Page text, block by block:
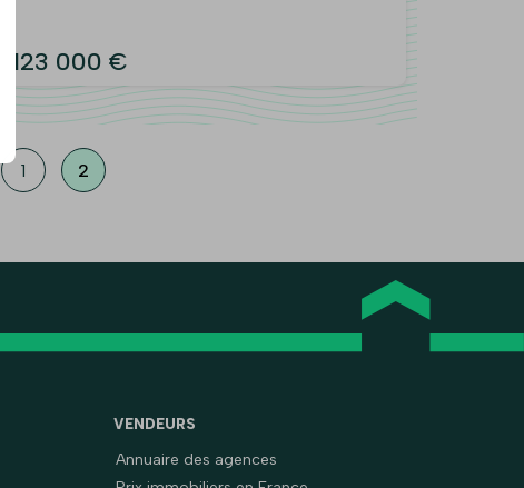
123 000 €
1 2
VENDEURS
Annuaire des agences